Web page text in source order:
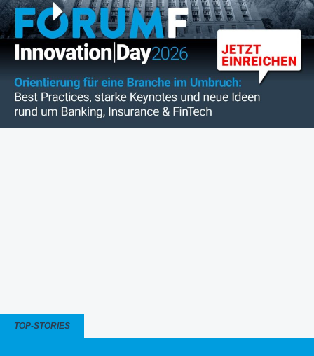
TOP-STORIES